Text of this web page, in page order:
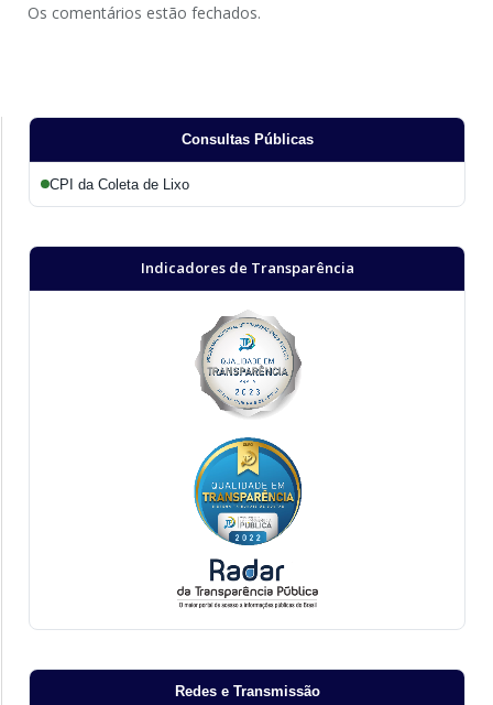
Os comentários estão fechados.
Consultas Públicas
CPI da Coleta de Lixo
Indicadores de Transparência
Redes e Transmissão